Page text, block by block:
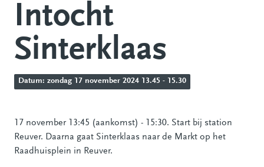
Intocht
Sinterklaas
Datum: zondag 17 november 2024 13.45 - 15.30
17 november 13:45 (aankomst) - 15:30. Start bij station
Reuver. Daarna gaat Sinterklaas naar de Markt op het
Raadhuisplein in Reuver.